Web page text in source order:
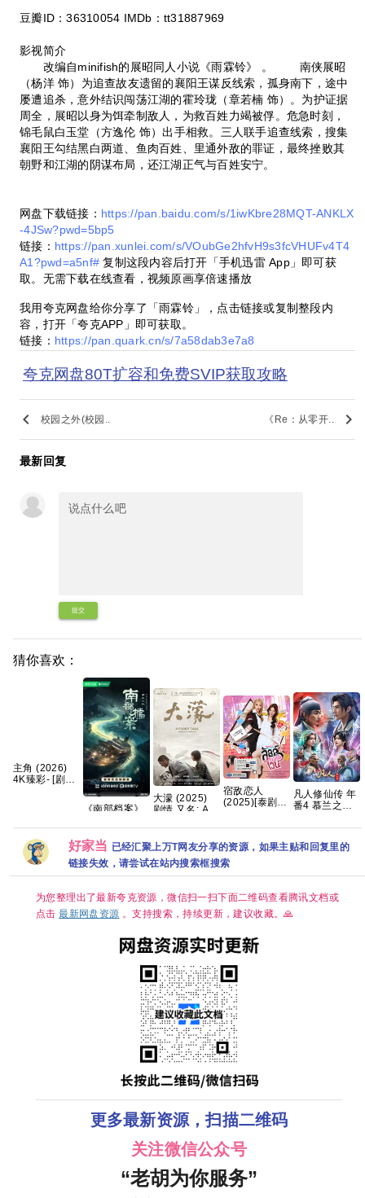
豆瓣ID：36310054 IMDb：tt31887969
影视简介
改编自minifish的展昭同人小说《雨霖铃》 。 南侠展昭
（杨洋 饰）为追查故友遗留的襄阳王谋反线索，孤身南下，途中
屡遭追杀，意外结识闯荡江湖的霍玲珑（章若楠 饰）。为护证据
周全，展昭以身为饵牵制敌人，为救百姓力竭被俘。危急时刻，
锦毛鼠白玉堂（方逸伦 饰）出手相救。三人联手追查线索，搜集
襄阳王勾结黑白两道、鱼肉百姓、里通外敌的罪证，最终挫败其
朝野和江湖的阴谋布局，还江湖正气与百姓安宁。
网盘下载链接： https://pan.baidu.com/s/1iwKbre28MQT-ANKLX
-4JSw?pwd=5bp5
链接： https://pan.xunlei.com/s/VOubGe2hfvH9s3fcVHUFv4T4
A1?pwd=a5nf# 复制这段内容后打开「手机迅雷 App」即可获
取。无需下载在线查看，视频原画享倍速播放
我用夸克网盘给你分享了「雨霖铃」，点击链接或复制整段内
容，打开「夸克APP」即可获取。
链接： https://pan.quark.cn/s/7a58dab3e7a8
夸克网盘80T扩容和免费SVIP获取攻略
keyboard_arrow_left 校园之外(校园.. 《Re：从零开.. keyboard_arrow_right
最新回复
提交
猜你喜欢：
主角 (2026)
4K臻彩- [剧情]
1GB]
《南部档案》
清百度网盘资
源下载
大濛 (2025)
剧情 又名: A
宿敌恋人
(2025)[泰剧]
凡人修仙传 年
番4 慕兰之战
4K【夸克百度
网盘+】
好家当 已经汇聚上万T网友分享的资源，如果主贴和回复里的
链接失效，请尝试在站内搜索框搜索
为您整理出了最新夸克资源，微信扫一扫下面二维码查看腾讯文档或
点击最新网盘资源 。支持搜索，持续更新，建议收藏。🙏
更多最新资源，扫描二维码
关注微信公众号
“老胡为你服务”